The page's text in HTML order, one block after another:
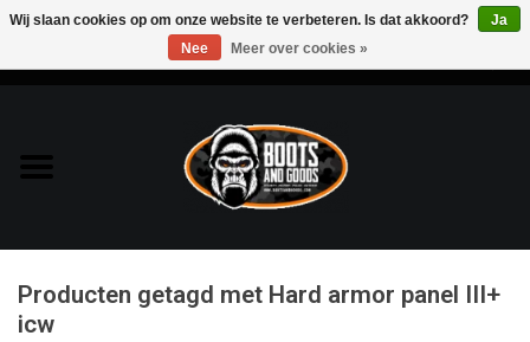
Bags & Packs
Bescherming
Kleding
Producten getagd met Hard armor panel III+
icw
Wij slaan cookies op om onze website te verbeteren. Is dat akkoord?
Ja
Nee
Meer over cookies »